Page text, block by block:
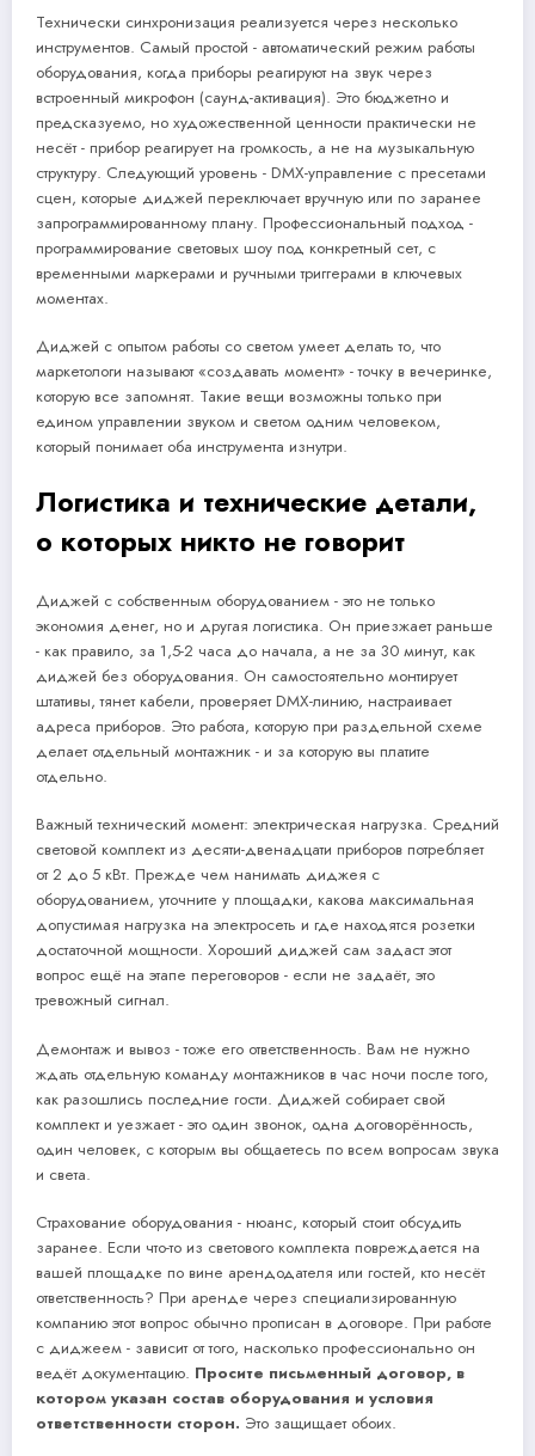
Технически синхронизация реализуется через несколько
инструментов. Самый простой - автоматический режим работы
оборудования, когда приборы реагируют на звук через
встроенный микрофон (саунд-активация). Это бюджетно и
предсказуемо, но художественной ценности практически не
несёт - прибор реагирует на громкость, а не на музыкальную
структуру. Следующий уровень - DMX-управление с пресетами
сцен, которые диджей переключает вручную или по заранее
запрограммированному плану. Профессиональный подход -
программирование световых шоу под конкретный сет, с
временными маркерами и ручными триггерами в ключевых
моментах.
Диджей с опытом работы со светом умеет делать то, что
маркетологи называют «создавать момент» - точку в вечеринке,
которую все запомнят. Такие вещи возможны только при
едином управлении звуком и светом одним человеком,
который понимает оба инструмента изнутри.
Логистика и технические детали,
о которых никто не говорит
Диджей с собственным оборудованием - это не только
экономия денег, но и другая логистика. Он приезжает раньше
- как правило, за 1,5-2 часа до начала, а не за 30 минут, как
диджей без оборудования. Он самостоятельно монтирует
штативы, тянет кабели, проверяет DMX-линию, настраивает
адреса приборов. Это работа, которую при раздельной схеме
делает отдельный монтажник - и за которую вы платите
отдельно.
Важный технический момент: электрическая нагрузка. Средний
световой комплект из десяти-двенадцати приборов потребляет
от 2 до 5 кВт. Прежде чем нанимать диджея с
оборудованием, уточните у площадки, какова максимальная
допустимая нагрузка на электросеть и где находятся розетки
достаточной мощности. Хороший диджей сам задаст этот
вопрос ещё на этапе переговоров - если не задаёт, это
тревожный сигнал.
Демонтаж и вывоз - тоже его ответственность. Вам не нужно
ждать отдельную команду монтажников в час ночи после того,
как разошлись последние гости. Диджей собирает свой
комплект и уезжает - это один звонок, одна договорённость,
один человек, с которым вы общаетесь по всем вопросам звука
и света.
Страхование оборудования - нюанс, который стоит обсудить
заранее. Если что-то из светового комплекта повреждается на
вашей площадке по вине арендодателя или гостей, кто несёт
ответственность? При аренде через специализированную
компанию этот вопрос обычно прописан в договоре. При работе
с диджеем - зависит от того, насколько профессионально он
ведёт документацию. Просите письменный договор, в
котором указан состав оборудования и условия
ответственности сторон. Это защищает обоих.